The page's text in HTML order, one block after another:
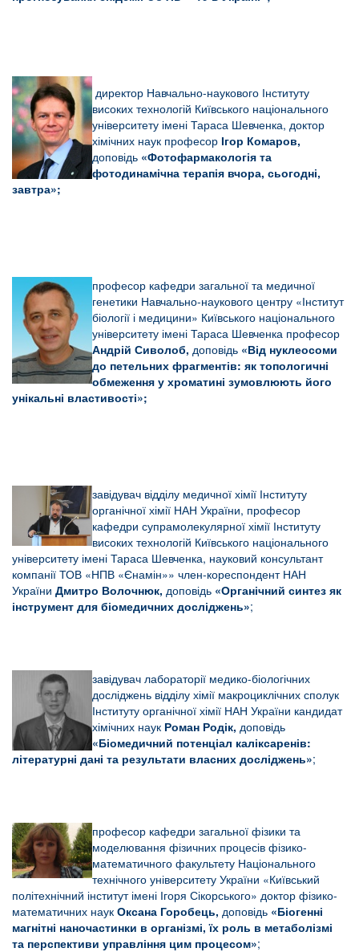
директор Навчально-наукового Інституту
високих технологій Київського національного
університету імені Тараса Шевченка, доктор
хімічних наук професор Ігор Комаров,
доповідь «Фотофармакологія та
фотодинамічна терапія вчора, сьогодні,
завтра»;
професор кафедри загальної та медичної
генетики Навчально-наукового центру «Інститут
біології і медицини» Київського національного
університету імені Тараса Шевченка професор
Андрій Сиволоб, доповідь «Від нуклеосоми
до петельних фрагментів: як топологичні
обмеження у хроматині зумовлюють його
унікальні властивості»;
завідувач відділу медичної хімії Інституту
органічної хімії НАН України, професор
кафедри супрамолекулярної хімії Інституту
високих технологій Київського національного
університету імені Тараса Шевченка, науковий консультант
компанії ТОВ «НПВ «Єнамін»» член-кореспондент НАН
України Дмитро Волочнюк, доповідь «Органічний синтез як
інструмент для біомедичних досліджень»;
завідувач лабораторії медико-біологічних
досліджень відділу хімії макроциклічних сполук
Інституту органічної хімії НАН України кандидат
хімічних наук Роман Родік, доповідь
«Біомедичний потенціал каліксаренів:
літературні дані та результати власних досліджень»;
професор кафедри загальної фізики та
моделювання фізичних процесів фізико-
математичного факультету Національного
технічного університету України «Київський
політехнічний інститут імені Ігоря Сікорського» доктор фізико-
математичних наук Оксана Горобець, доповідь «Біогенні
магнітні наночастинки в організмі, їх роль в метаболізмі
та перспективи управління цим процесом»;